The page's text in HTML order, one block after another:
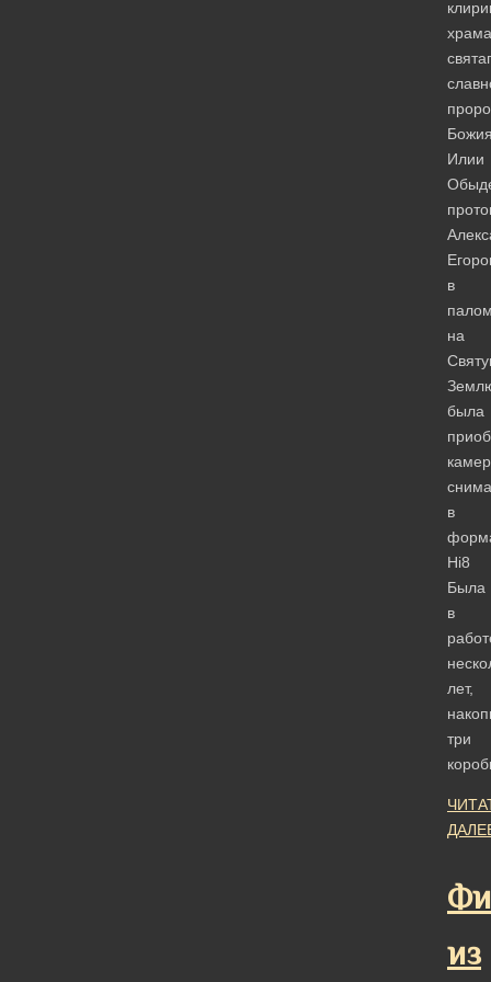
храма
Илии
в
на
была
в
Hi8
Была
в
лет,
три
из